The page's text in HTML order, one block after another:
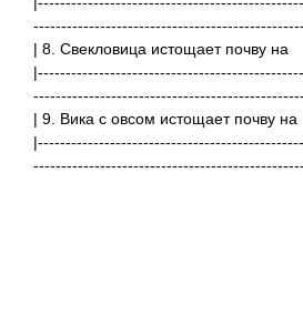
| 8. Свекловица
| 9. Вика с овсом